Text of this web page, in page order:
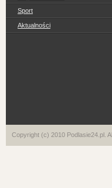
Sport
Aktualności
Copyright (c) 2010 Podlasie24.pl.